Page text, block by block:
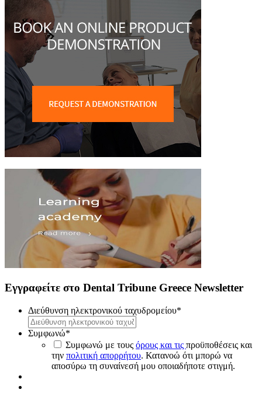
Εγγραφείτε στο Dental Tribune Greece Newsletter
Διεύθυνση ηλεκτρονικού ταχυδρομείου*
Συμφωνώ*
Συμφωνώ με τους όρους και τις προϋποθέσεις και
την πολιτική απορρήτου. Κατανοώ ότι μπορώ να
αποσύρω τη συναίνεσή μου οποιαδήποτε στιγμή.